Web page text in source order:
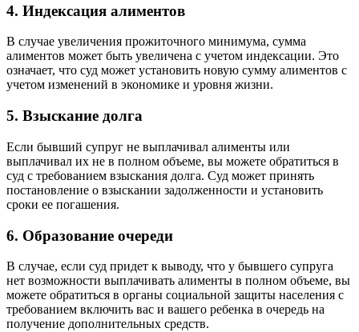
4. Индексация алиментов
В случае увеличения прожиточного минимума, сумма
алиментов может быть увеличена с учетом индексации. Это
означает, что суд может установить новую сумму алиментов с
учетом изменений в экономике и уровня жизни.
5. Взыскание долга
Если бывший супруг не выплачивал алименты или
выплачивал их не в полном объеме, вы можете обратиться в
суд с требованием взыскания долга. Суд может принять
постановление о взыскании задолженности и установить
сроки ее погашения.
6. Образование очереди
В случае, если суд придет к выводу, что у бывшего супруга
нет возможности выплачивать алименты в полном объеме, вы
можете обратиться в органы социальной защиты населения с
требованием включить вас и вашего ребенка в очередь на
получение дополнительных средств.